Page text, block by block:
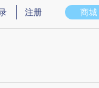
意图存在偏差。不代表财
商城
注册